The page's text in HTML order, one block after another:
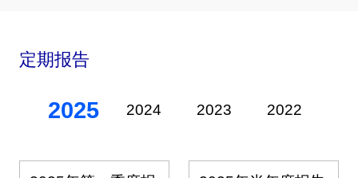
定期报告
2025 2024 2023 2022